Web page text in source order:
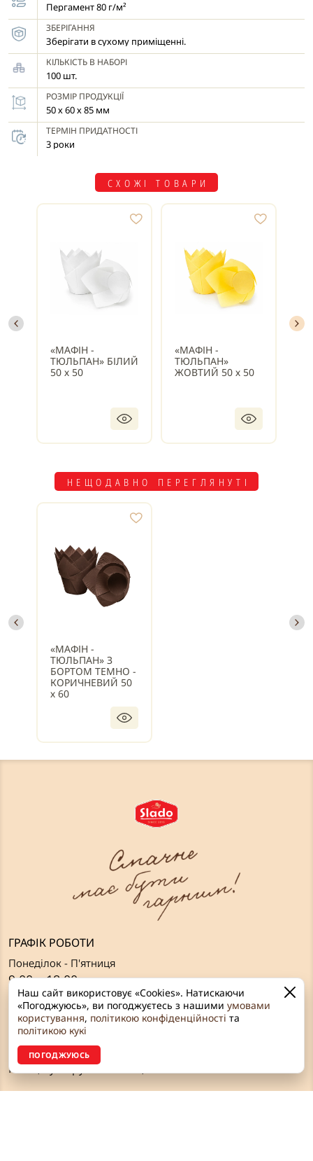
Пергамент 80 г/м²
ЗБЕРІГАННЯ
Зберігати в сухому приміщенні.
КІЛЬКІСТЬ В НАБОРІ
100 шт.
РОЗМІР ПРОДУКЦІЇ
50 х 60 х 85 мм
ТЕРМІН ПРИДАТНОСТІ
3 роки
СХОЖІ ТОВАРИ
«МАФІН -
ТЮЛЬПАН» БІЛИЙ
50 х 50
«МАФІН -
ТЮЛЬПАН»
ЖОВТИЙ 50 х 50
НЕЩОДАВНО ПЕРЕГЛЯНУТІ
«МАФІН -
ТЮЛЬПАН» З
БОРТОМ ТЕМНО -
КОРИЧНЕВИЙ 50
х 60
ГРАФІК РОБОТИ
Понеділок - П'ятниця
9:00 – 18:00
Вихідні:
Субота, Неділя
ЗВ’ЯЗОК З НАМИ
Рівне, вул. Грушевського, 2а
Наш сайт використовує «Cookies». Натискаючи
«Погоджуюсь», ви погоджуєтесь з нашими умовами
користування, політикою конфіденційності та
політикою кукі
ПОГОДЖУЮСЬ